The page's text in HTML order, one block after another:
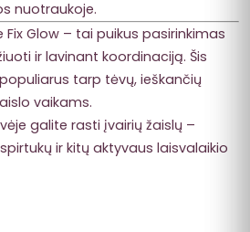
nuotraukoje.
Fix Glow – tai puikus pasirinkimas
ir lavinant koordinaciją. Šis
tarp tėvų, ieškančių
vaikams.
galite rasti įvairių žaislų –
ir kitų aktyvaus laisvalaikio